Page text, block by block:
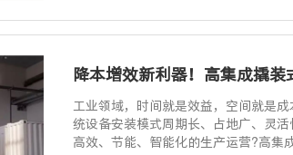
降本增效新利器！高集成撬
工业领域，时间就是效益，空间就是
统设备安装模式周期长、占地广、灵
高效、节能、智能化的生产运营?高集